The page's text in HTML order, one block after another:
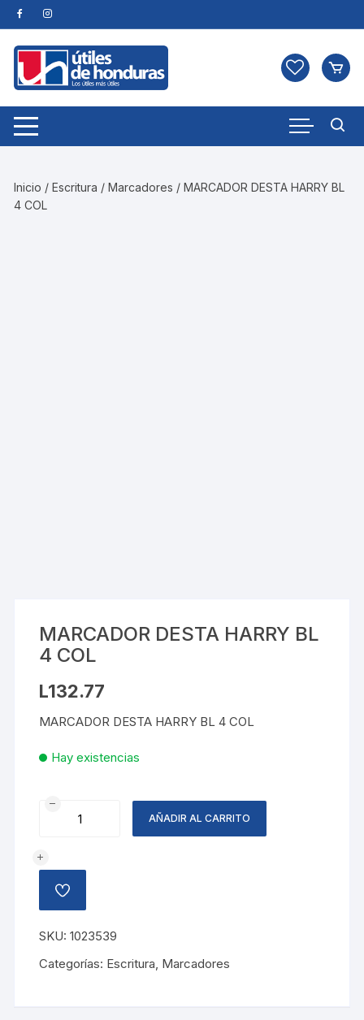
Skip
to
content
Inicio /Escritura /Marcadores / MARCADOR DESTA HARRY BL
4 COL
MARCADOR DESTA HARRY BL
4 COL
L132.77
MARCADOR DESTA HARRY BL 4 COL
Hay existencias
MARCADOR
BL
COL
AÑADIR AL CARRITO
AÑADIR
A
LISTA
DE
DESEOS
SKU:1023539
Categorías: Escritura, Marcadores